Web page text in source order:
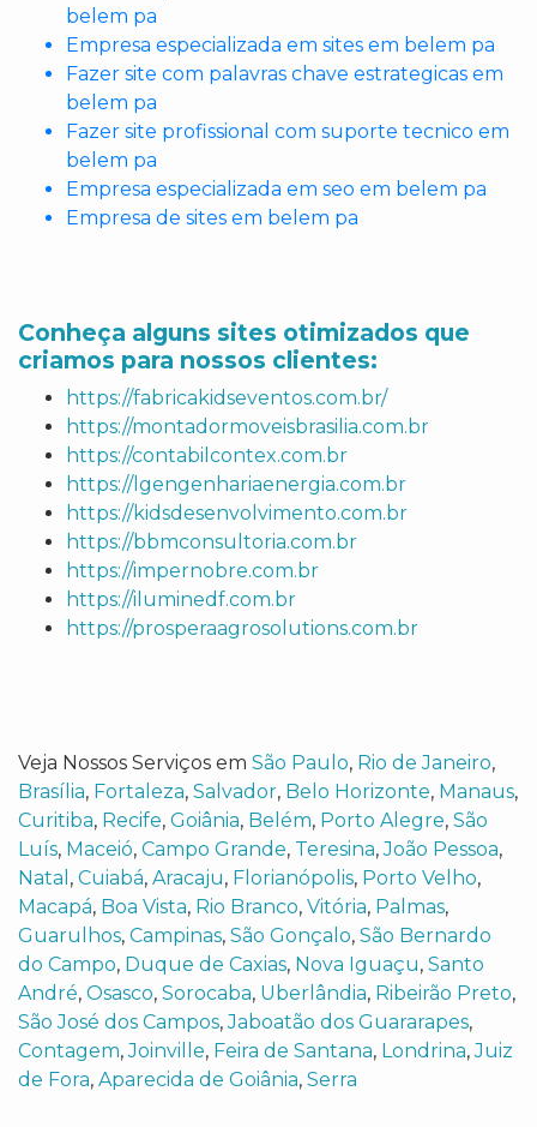
belem pa
Empresa especializada em sites em belem pa
Fazer site com palavras chave estrategicas em
belem pa
Fazer site profissional com suporte tecnico em
belem pa
Empresa especializada em seo em belem pa
Empresa de sites em belem pa
Conheça alguns sites otimizados que
criamos para nossos clientes:
https://fabricakidseventos.com.br/
https://montadormoveisbrasilia.com.br
https://contabilcontex.com.br
https://lgengenhariaenergia.com.br
https://kidsdesenvolvimento.com.br
https://bbmconsultoria.com.br
https://impernobre.com.br
https://iluminedf.com.br
https://prosperaagrosolutions.com.br
Veja Nossos Serviços em São Paulo, Rio de Janeiro,
Brasília, Fortaleza, Salvador, Belo Horizonte, Manaus,
Curitiba, Recife, Goiânia, Belém, Porto Alegre, São
Luís, Maceió, Campo Grande, Teresina,João Pessoa,
Natal , Cuiabá, Aracaju, Florianópolis, Porto Velho,
Macapá, Boa Vista, Rio Branco, Vitória, Palmas,
Guarulhos, Campinas, São Gonçalo, São Bernardo
do Campo, Duque de Caxias, Nova Iguaçu, Santo
André, Osasco, Sorocaba, Uberlândia, Ribeirão Preto,
São José dos Campos,Jaboatão dos Guararapes,
Contagem,Joinville, Feira de Santana, Londrina,Juiz
de Fora, Aparecida de Goiânia, Serra